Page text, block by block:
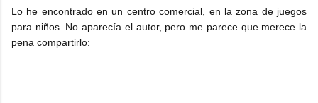
Lo he encontrado en un centro comercial, en la zona de juegos
para niños. No aparecía el autor, pero me parece que merece la
pena compartirlo: